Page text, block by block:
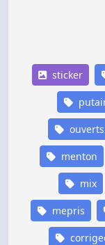
sticker
ouverts
menton
mix
mepris